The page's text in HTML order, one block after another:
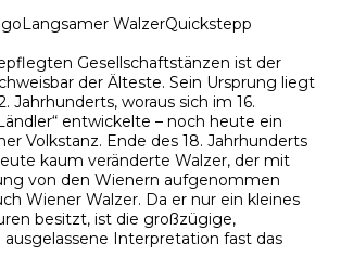
Langsamer WalzerQuickstepp
Gesellschaftstänzen ist der
der Älteste. Sein Ursprung liegt
Jahrhunderts, woraus sich im 16.
entwickelte – noch heute ein
Volkstanz. Ende des 18. Jahrhunderts
kaum veränderte Walzer, der mit
von den Wienern aufgenommen
Wiener Walzer. Da er nur ein kleines
besitzt, ist die großzügige,
Interpretation fast das